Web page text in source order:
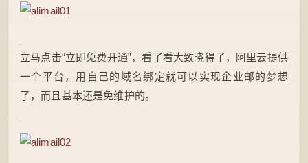
立马点击“立即免费开通”，看了看大致晓得了，阿里云提供
一个平台，用自己的域名绑定就可以实现企业邮的梦想
了，而且基本还是免维护的。